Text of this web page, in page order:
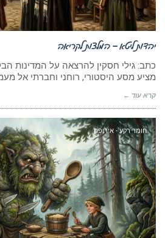
יהדות ליטא – המלצות לקריאה
כתב: גילי חסקין להרצאה על המדינות
מציע מסע היסטורי, רוחני וחברתי אל
קרא עוד ←
חומר רקע - אירופה